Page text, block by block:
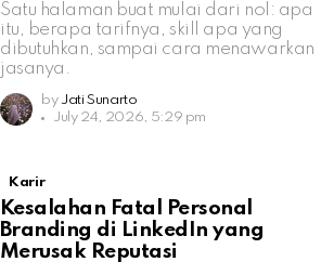
Satu halaman buat mulai dari nol: apa
itu, berapa tarifnya, skill apa yang
dibutuhkan, sampai cara menawarkan
jasanya.
by Jati Sunarto
July 24, 2026, 5:29 pm
Karir
Kesalahan Fatal Personal
Branding di LinkedIn yang
Merusak Reputasi